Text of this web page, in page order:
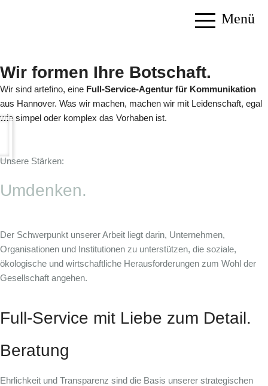
Menü
Wir formen Ihre Botschaft.
Wir sind artefino, eine Full-Service-Agentur für Kommunikation
aus Hannover. Was wir machen, machen wir mit Leidenschaft, egal
wie simpel oder komplex das Vorhaben ist.
Unsere Stärken:
Umdenken.
Der Schwerpunkt unserer Arbeit liegt darin, Unternehmen,
Organisationen und Institutionen zu unterstützen, die soziale,
ökologische und wirtschaftliche Herausforderungen zum Wohl der
Gesellschaft angehen.
Full-Service mit Liebe zum Detail.
Beratung
Ehrlichkeit und Transparenz sind die Basis unserer strategischen